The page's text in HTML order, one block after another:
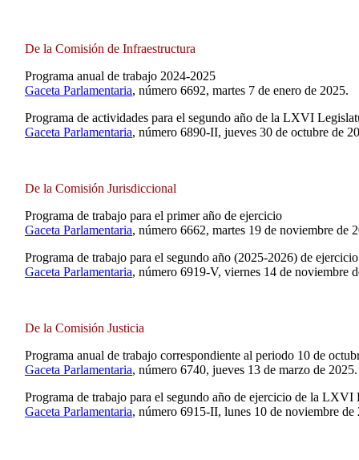
De la Comisión de Infraestructura
Programa anual de trabajo 2024-2025
Gaceta Parlamentaria, número 6692, martes 7 de enero de 2025.
Programa de actividades para el segundo año de la LXVI
Gaceta Parlamentaria, número 6890-II, jueves 30 de octubre de
De la Comisión Jurisdiccional
Programa de trabajo para el primer año de ejercicio
Gaceta Parlamentaria, número 6662, martes 19 de noviembre de
Programa de trabajo para el segundo año (2025-2026) de
Gaceta Parlamentaria, número 6919-V, viernes 14 de noviembre
De la Comisión Justicia
Programa anual de trabajo correspondiente al periodo 10 de
Gaceta Parlamentaria, número 6740, jueves 13 de marzo de 2025.
Programa de trabajo para el segundo año de ejercicio de la LXVI
Gaceta Parlamentaria, número 6915-II, lunes 10 de noviembre de